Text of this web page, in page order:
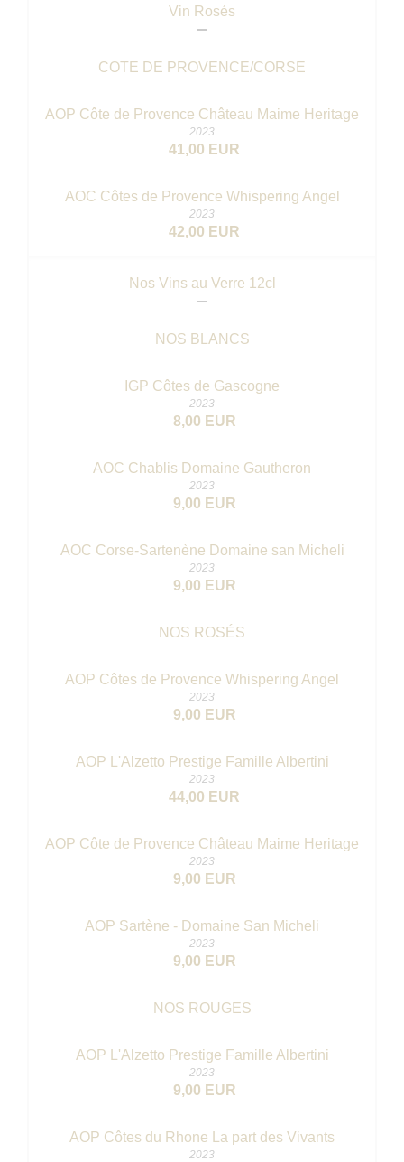
Vin Rosés
COTE DE PROVENCE/CORSE
AOP Côte de Provence Château Maime Heritage
2023
41,00 EUR
AOC Côtes de Provence Whispering Angel
2023
42,00 EUR
Nos Vins au Verre 12cl
NOS BLANCS
IGP Côtes de Gascogne
2023
8,00 EUR
AOC Chablis Domaine Gautheron
2023
9,00 EUR
AOC Corse-Sartenène Domaine san Micheli
2023
9,00 EUR
NOS ROSÉS
AOP Côtes de Provence Whispering Angel
2023
9,00 EUR
AOP L'Alzetto Prestige Famille Albertini
2023
44,00 EUR
AOP Côte de Provence Château Maime Heritage
2023
9,00 EUR
AOP Sartène - Domaine San Micheli
2023
9,00 EUR
NOS ROUGES
AOP L'Alzetto Prestige Famille Albertini
2023
9,00 EUR
AOP Côtes du Rhone La part des Vivants
2023